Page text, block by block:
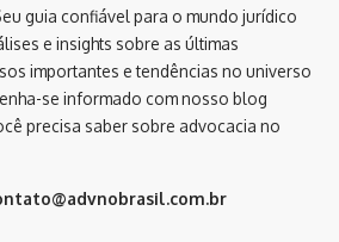
guia confiável para o mundo jurídico
e insights sobre as últimas
importantes e tendências no universo
se informado com nosso blog
precisa saber sobre advocacia no